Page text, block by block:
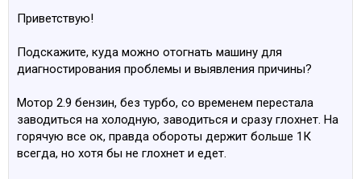
Приветствую!
Подскажите, куда можно отогнать машину для
диагностирования проблемы и выявления причины?
Мотор 2.9 бензин, без турбо, со временем перестала
заводиться на холодную, заводиться и сразу глохнет. На
горячую все ок, правда обороты держит больше 1К
всегда, но хотя бы не глохнет и едет.